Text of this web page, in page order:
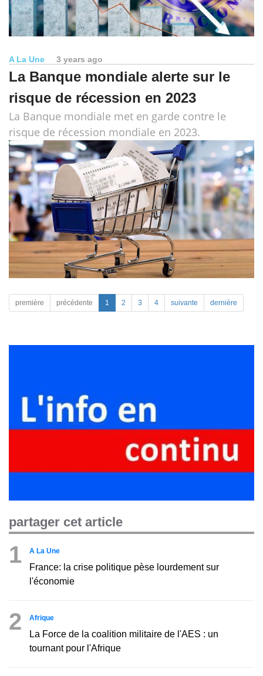
A La Une 3 years ago
La Banque mondiale alerte sur le
risque de récession en 2023
La Banque mondiale met en garde contre le
risque de récession mondiale en 2023.
première précédente 1 2 3 4 suivante dernière
partager cet article
1 A La Une
France: la crise politique pèse lourdement sur
l'économie
2 Afrique
La Force de la coalition militaire de l'AES : un
tournant pour l'Afrique